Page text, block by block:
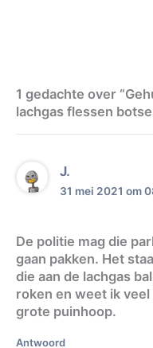
1 gedachte over
lachgas flessen
J.
31 mei 2021 om
De politie mag die
gaan pakken. Het
die aan de lachgas
roken en weet ik
grote puinhoop.
Antwoord